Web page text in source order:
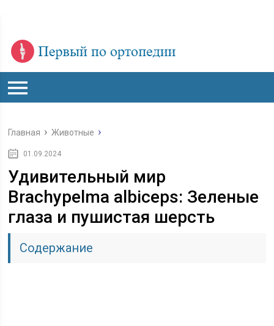
Главная Животные
01.09.2024
Удивительный мир
Brachypelma albiceps: Зеленые
глаза и пушистая шерсть
Содержание